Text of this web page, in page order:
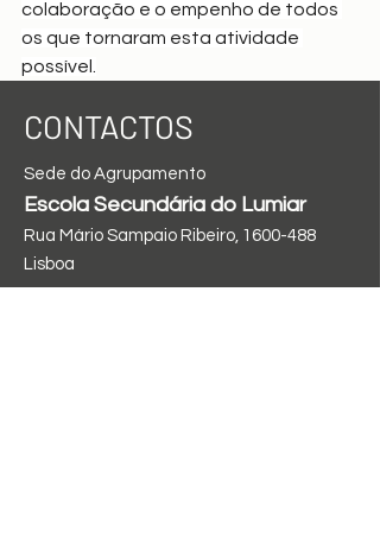
colaboração e o empenho de todos
os que tornaram esta atividade
possível.
Posts recentes
CONTACTOS
Sede do Agrupamento
Escola Secundária do Lumiar
Rua Mário Sampaio Ribeiro, 1600-488
Lisboa